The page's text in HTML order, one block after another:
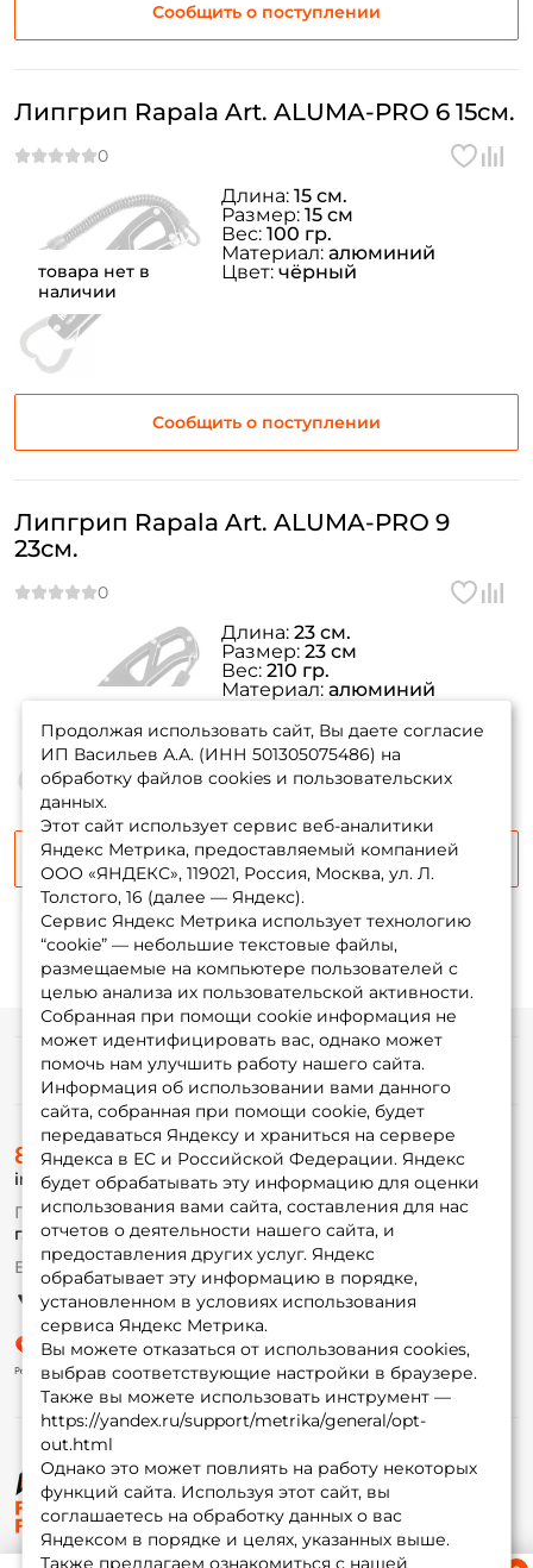
Сообщить о поступлении
товара нет в
наличии
Липгрип Rapala Art. ALUMA-PRO 6 15см.
Сообщить о поступлении
Длина: 15 см.
Размер: 15 см
Вес: 100 гр.
Материал: алюминий
Цвет: чёрный
наличии
Липгрип Rapala Art. ALUMA-PRO 9
23см.
Сообщить о поступлении
Длина: 23 см.
Размер: 23 см
Вес: 210 гр.
Материал: алюминий
Цвет:
Продолжая использовать сайт, Вы даете согласие
ИП Васильев А.А. (ИНН 501305075486) на
обработку файлов cookies и пользовательских
данных.
Этот сайт использует сервис веб-аналитики
Яндекс Метрика, предоставляемый компанией
ООО «ЯНДЕКС», 119021, Россия, Москва, ул. Л.
Толстого, 16 (далее — Яндекс).
Сервис Яндекс Метрика использует технологию
“cookie” — небольшие текстовые файлы,
размещаемые на компьютере пользователей с
целью анализа их пользовательской активности.
Собранная при помощи cookie информация не
может идентифицировать вас, однако может
помочь нам улучшить работу нашего сайта.
Информация об использовании вами данного
сайта, собранная при помощи cookie, будет
передаваться Яндексу и храниться на сервере
Яндекса в ЕС и Российской Федерации. Яндекс
будет обрабатывать эту информацию для оценки
использования вами сайта, составления для нас
отчетов о деятельности нашего сайта, и
предоставления других услуг. Яндекс
обрабатывает эту информацию в порядке,
установленном в условиях использования
сервиса Яндекс Метрика.
Вы можете отказаться от использования cookies,
выбрав соответствующие настройки в браузере.
Также вы можете использовать инструмент —
https://yandex.ru/support/metrika/general/opt-
out.html
Однако это может повлиять на работу некоторых
функций сайта. Используя этот сайт, вы
соглашаетесь на обработку данных о вас
Яндексом в порядке и целях, указанных выше.
Также предлагаем ознакомиться с нашей
Создать аккаунт
ФИО: *
Номер телефона: *
Придумайте пароль: *
Заполняя данную форму вы соглашаетесь на обработку
Создать аккаунт
© ФоксФишинг, 2009-2026
Информация
О магазине
Доставка
Оплата
Fox-bonus
Гуру
Партнерская программа
8 (495) 532-77-88
info@foxfishing.ru
По вопросам с заказом
г. Москва, ул. Плеханова д.7
Ежедневно 10:00 до 20:00